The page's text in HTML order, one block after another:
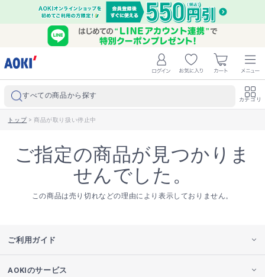
すべての商品から探す カテゴリ
トップ> 商品が取り扱い停止中
ご指定の商品が見つかりま
せんでした。
この商品は売り切れなどの理由により表示しておりません。
ご利用ガイド
AOKIのサービス